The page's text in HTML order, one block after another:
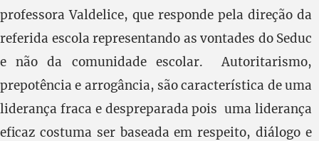
professora Valdelice, que responde pela direção da
referida escola representando as vontades do Seduc
e não da comunidade escolar. Autoritarismo,
prepotência e arrogância, são característica de uma
liderança fraca e despreparada pois uma liderança
eficaz costuma ser baseada em respeito, diálogo e